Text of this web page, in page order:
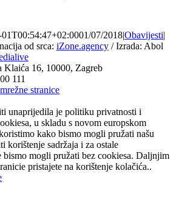
01/07/2018|Obavijesti|
od srca: iZone.agency / Izrada: Abol
16, 10000, Zagreb
111
stranice
unaprijedila je politiku privatnosti i
u skladu s novom europskom
kako bismo mogli pružati našu
korištenje sadržaja i za ostale
mogli pružati bez cookiesa. Daljnjim
pristajete na korištenje kolačića..